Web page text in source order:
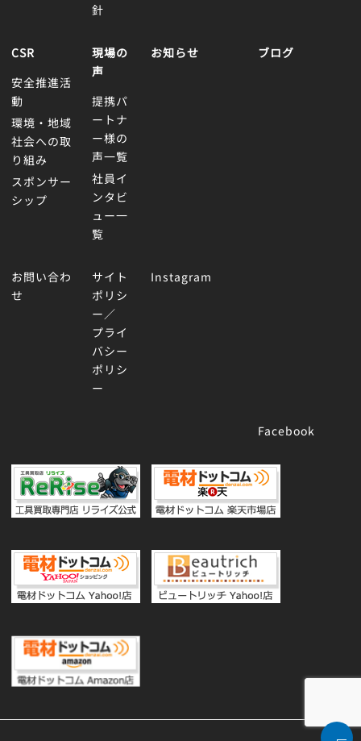
針
CSR
安全推進活
動
環境・地域
社会への取
り組み
スポンサー
シップ
現場の
声
提携パ
ートナ
ー様の
声一覧
社員イ
ンタビ
ュー一
覧
お知らせ ブログ
お問い合わ
せ
サイト
ポリシ
ー／
プライ
バシー
ポリシ
ー
Instagram
Facebook